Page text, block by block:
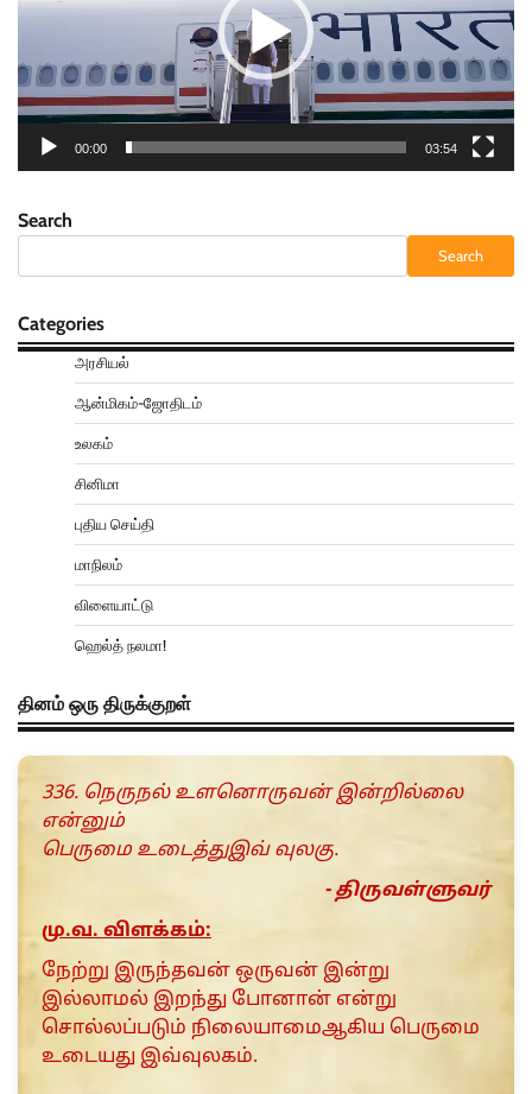
00:00 03:54
Search
Search
Categories
அரசியல்
ஆன்மிகம்-ஜோதிடம்
உலகம்
சினிமா
புதிய செய்தி
மாநிலம்
விளையாட்டு
ஹெல்த் நலமா!
தினம் ஒரு திருக்குறள்
336. நெருநல் உளனொருவன் இன்றில்லை
என்னும்
பெருமை உடைத்துஇவ் வுலகு.
- திருவள்ளுவர்
மு.வ. விளக்கம்:
நேற்று இருந்தவன் ஒருவன் இன்று
இல்லாமல் இறந்து போனான் என்று
சொல்லப்படும் நிலையாமைஆகிய பெருமை
உடையது இவ்வுலகம்.